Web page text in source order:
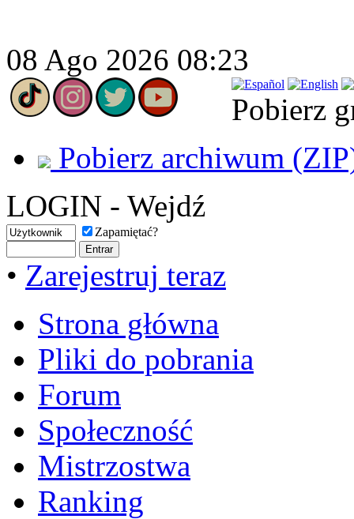
08 Ago 2026 08:23
Pobierz
Pobierz archiwum
LOGIN - Wejdź
Zapamiętać?
• Zarejestruj teraz
Strona główna
Pliki do pobrania
Forum
Społeczność
Mistrzostwa
Ranking